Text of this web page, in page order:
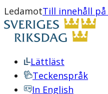
LedamotTill innehåll på
Lättläst
Teckenspråk
In English